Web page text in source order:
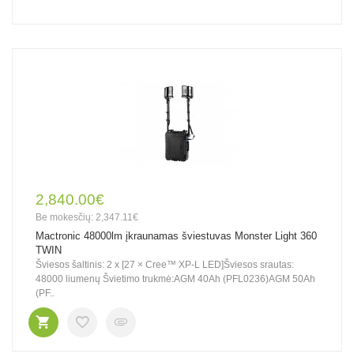
2,840.00€
Be mokesčių: 2,347.11€
Mactronic 48000lm įkraunamas šviestuvas Monster Light 360
TWIN
Šviesos šaltinis: 2 x [27 × Cree™ XP-L LED]Šviesos srautas:
48000 liumenų Švietimo trukmė:AGM 40Ah (PFL0236)AGM 50Ah
(PF..